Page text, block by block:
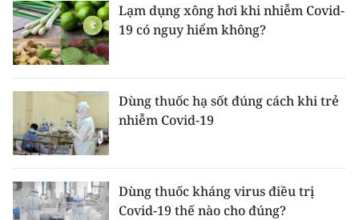
Lạm dụng xông hơi khi nhiễm Covid-
19 có nguy hiểm không?
Dùng thuốc hạ sốt đúng cách khi trẻ
nhiễm Covid-19
Dùng thuốc kháng virus điều trị
Covid-19 thế nào cho đúng?